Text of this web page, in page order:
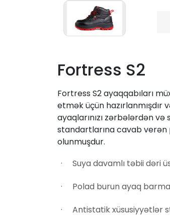
Fortress S2
Fortress S2 ayaqqabıları
etmək üçün hazırlanmışdır
ayaqlarınızı zərbələrdən və
standartlarına cavab verən
olunmuşdur.
Suya davamlı təbii dəri
Polad burun ayaq
Antistatik xüsusiyyətlər